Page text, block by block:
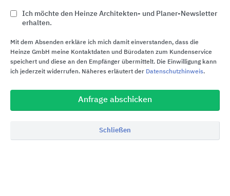
Ich möchte den Heinze Architekten- und Planer-Newsletter
erhalten.
Mit dem Absenden erkläre ich mich damit einverstanden, dass die
Heinze GmbH meine Kontaktdaten und Bürodaten zum Kundenservice
speichert und diese an den Empfänger übermittelt. Die Einwilligung kann
ich jederzeit widerrufen. Näheres erläutert der Datenschutzhinweis.
Anfrage abschicken
Schließen